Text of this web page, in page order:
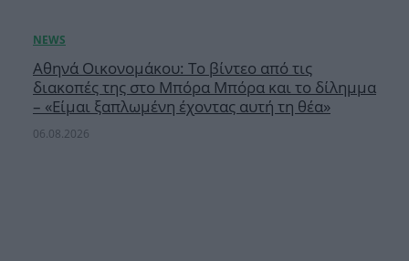
Αθηνά Οικονομάκου: Το βίντεο από τις
διακοπές της στο Μπόρα Μπόρα και το δίλημμα
– «Είμαι ξαπλωμένη έχοντας αυτή τη θέα»
06.08.2026